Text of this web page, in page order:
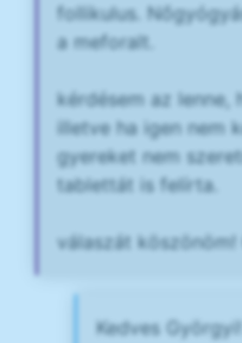
follikulus.
a meforalt.
kérdésem az lenne,
illetve ha igen nem
gyereket nem
tablettát is felírta.
válaszát köszönöm!
Kedves Györgyi!